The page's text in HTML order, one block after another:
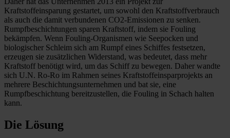
Kraftstoffeinsparung gestartet, um sowohl den Kraftstoffverbrauch
als auch die damit verbundenen CO2-Emissionen zu senken.
Rumpfbeschichtungen sparen Kraftstoff, indem sie Fouling
bekämpfen. Wenn Fouling-Organismen wie Seepocken und
biologischer Schleim sich am Rumpf eines Schiffes festsetzen,
erzeugen sie zusätzlichen Widerstand, was bedeutet, dass mehr
Kraftstoff benötigt wird, um das Schiff zu bewegen. Daher wandte
sich U.N. Ro-Ro im Rahmen seines Kraftstoffeinsparprojekts an
mehrere Beschichtungsunternehmen und bat sie, eine
Rumpfbeschichtung bereitzustellen, die Fouling in Schach halten
kann.
Die Lösung